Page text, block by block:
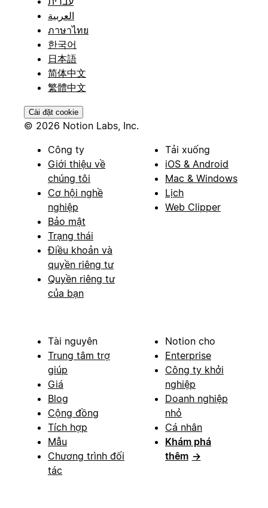
العربية
ภาษาไทย
한국어
日本語
简体中文
繁體中文
Cài đặt cookie
© 2026 Notion Labs, Inc.
Công ty
Giới thiệu về
chúng tôi
Cơ hội nghề
nghiệp
Bảo mật
Trạng thái
Điều khoản và
quyền riêng tư
Quyền riêng tư
của bạn
Tải xuống
iOS & Android
Mac & Windows
Lịch
Web Clipper
Tài nguyên
Trung tâm trợ
giúp
Giá
Blog
Cộng đồng
Tích hợp
Mẫu
Chương trình đối
tác
Notion cho
Enterprise
Công ty khởi
nghiệp
Doanh nghiệp
nhỏ
Cá nhân
Khám phá
thêm →